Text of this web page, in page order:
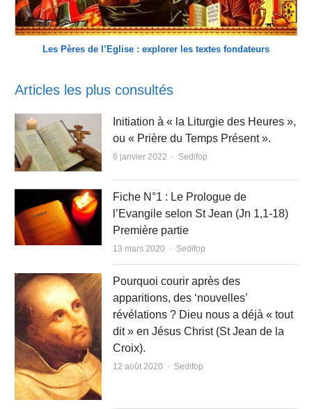
Les Pères de l’Eglise : explorer les textes fondateurs
Articles les plus consultés
Initiation à « la Liturgie des Heures »,
ou « Prière du Temps Présent ».
6 janvier 2022 Author
Sedifop
Fiche N°1 : Le Prologue de
l’Evangile selon St Jean (Jn 1,1-18)
Première partie
13 mars 2020 Author
Sedifop
Pourquoi courir après des
apparitions, des ‘nouvelles’
révélations ? Dieu nous a déjà « tout
dit » en Jésus Christ (St Jean de la
Croix).
12 août 2020 Author
Sedifop